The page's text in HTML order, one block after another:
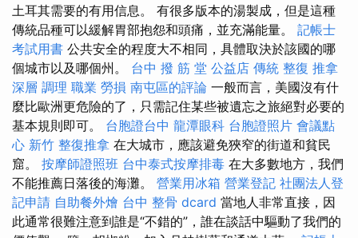
土耳其需要的有用信息。 有很多版本的湯製成，但是這種
傳統品種可以緩解胃部抱怨和頭痛，並充滿能量。 記帳士
考試用書 公共安全的程度大不相同，具體取決於該國的哪
個城市以及哪個州。 台中 撥 筋 堂 公益店 傳統 整復 推拿
深層 調理 職業 勞損 南屯區的評論 一般而言，美國沒有什
麼比歐洲更危險的了，只需記住某些被遺忘之旅絕對必要的
基本規則即可。 台胞證台中 龍潭眼科 台胞證照片 會議點
心 新竹 整復推拿 在大城市，應該避免狹窄的街道和貧民
窟。 按摩師證照班 台中泰式按摩排毒 在大多數地方，我們
不能推薦日落後的海灘。 營業用冰箱 營業登記 社團法人登
記申請 自助餐外燴 台中 整骨 dcard 當地人非常直接，因
此通常很難注意到誰是“不錯的”，誰在談話中驅動了我們的